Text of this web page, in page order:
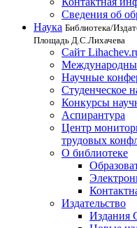
Сведения об
Наука Библиотека/
Площадь Д.С.Лихачева
Сайт
Научные
Студенческое
Конкурсы
Аспирантура
Центр
трудовых
О библиотеке
Издательство